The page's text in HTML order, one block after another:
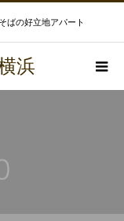
ばの好立地アパート
浜